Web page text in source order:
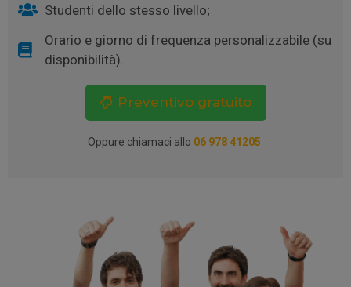
Studenti dello stesso livello;
Orario e giorno di frequenza personalizzabile (su
disponibilità).
Preventivo gratuito
Oppure chiamaci allo 06 978 41205